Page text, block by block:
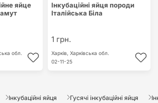
яйце
обл.
Інкубаційні яйця породи
Італійська Біла
1 грн.
Харків, Харківська обл.
02-11-25
Інкубаційні яйця Гусячі інкубаційні яйця